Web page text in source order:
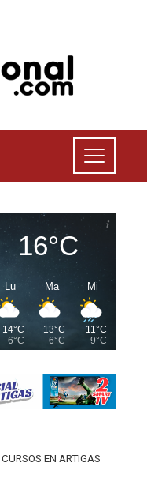
16°C
Lu
14°C
6°C
Ma
13°C
6°C
Mi
11°C
9°C
EN ARTIGAS